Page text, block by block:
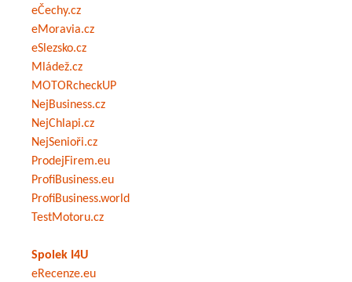
eČechy.cz
eMoravia.cz
eSlezsko.cz
Mládež.cz
MOTORcheckUP
NejBusiness.cz
NejChlapi.cz
NejSenioři.cz
ProdejFirem.eu
ProfiBusiness.eu
ProfiBusiness.world
TestMotoru.cz
Spolek I4U
eRecenze.eu